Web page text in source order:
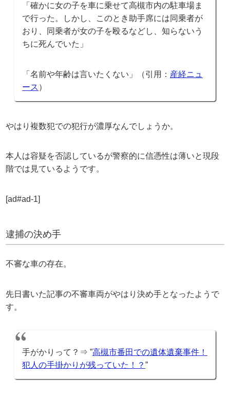
「確かに女の子を車に乗せて高槻市内の駐車場ま
で行った。しかし、このとき助手席には同乗者が
おり、同乗者が女の子を殴るなどし、知らないう
ちに死んでいた」
「名前や年齢は言いたくない」（引用： 産経ニュ
ース ）
やはり複数犯での犯行が濃厚なんでしょうか。
本人は容疑を否認しているが警察的に信憑性は薄いと現段
階では見ているようです。
[ad#ad-1]
逮捕の決め手
不審な車の存在。
先日書いた記事の不審車両がやはり決め手となったようで
す。
手がかりって？⇒ ”高槻市番田での遺体遺棄事件！
犯人の手掛かりが残っていた！？”